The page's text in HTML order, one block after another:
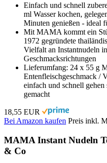
Einfach und schnell
ml Wasser kochen,
Minuten genießen - ideal
Mit MAMA kommt ein
1972 gegründete
Vielfalt an Instantnudeln
Geschmacksrichtungen
Lieferumfang: 24 x 55 g
Entenfleischgeschmack /
einfach und schnell
gemacht
18,55 EUR
Bei Amazon kaufen Preis inkl.
MAMA Instant Nudeln
& Co